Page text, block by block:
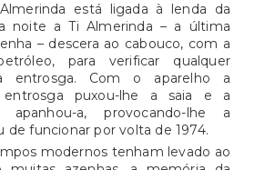
está ligada à lenda da
noite a Ti Almerinda – a última
– descera ao cabouco, com a
para verificar qualquer
entrosga. Com o aparelho a
entrosga puxou-lhe a saia e a
apanhou-a, provocando-lhe a
de funcionar por volta de 1974.
modernos tenham levado ao